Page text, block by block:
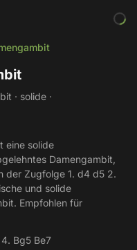
· solide ·
eine solide
Damengambit,
der Zugfolge 1. d4 d5 2.
und solide
Empfohlen für
Bg5 Be7